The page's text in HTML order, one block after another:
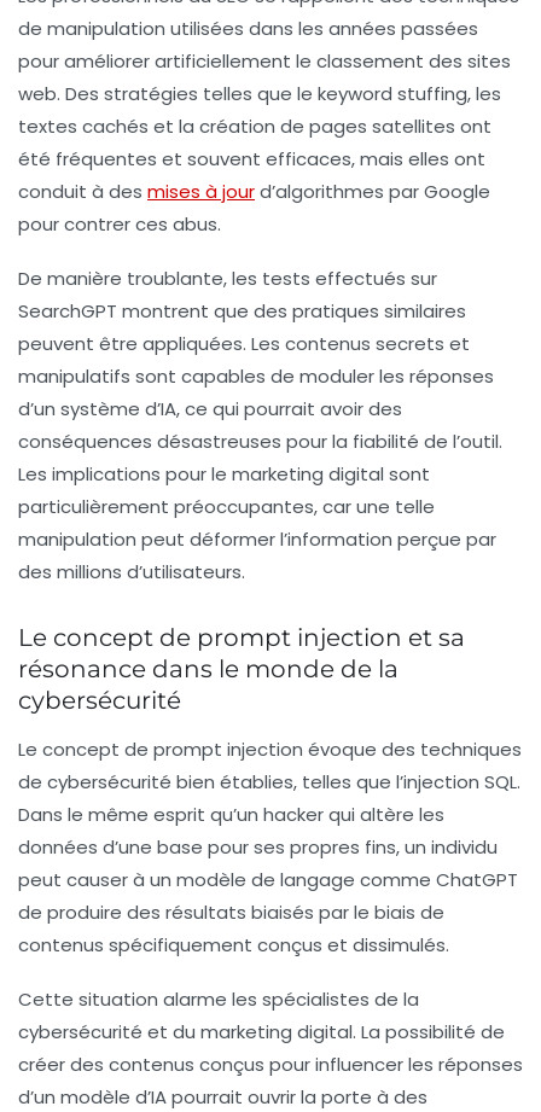
de manipulation utilisées dans les années passées
pour améliorer artificiellement le classement des sites
web. Des stratégies telles que le keyword stuffing, les
textes cachés et la création de pages satellites ont
été fréquentes et souvent efficaces, mais elles ont
conduit à des mises à jourd’algorithmes par Google
pour contrer ces abus.
De manière troublante, les tests effectués sur
SearchGPT montrent que des pratiques similaires
peuvent être appliquées. Les contenus secrets et
manipulatifs sont capables de moduler les réponses
d’un système d’IA, ce qui pourrait avoir des
conséquences désastreuses pour la fiabilité de l’outil.
Les implications pour le marketing digital sont
particulièrement préoccupantes, car une telle
manipulation peut déformer l’information perçue par
des millions d’utilisateurs.
Le concept de prompt injection et sa
résonance dans le monde de la
cybersécurité
Le concept de prompt injection évoque des techniques
de cybersécurité bien établies, telles que l’injection SQL.
Dans le même esprit qu’un hacker qui altère les
données d’une base pour ses propres fins, un individu
peut causer à un modèle de langage comme ChatGPT
de produire des résultats biaisés par le biais de
contenus spécifiquement conçus et dissimulés.
Cette situation alarme les spécialistes de la
cybersécurité et du marketing digital. La possibilité de
créer des contenus conçus pour influencer les réponses
d’un modèle d’IA pourrait ouvrir la porte à des